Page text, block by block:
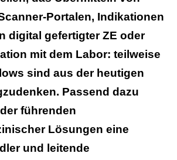
Portalen, Indikationen
digital gefertigter ZE oder
mit dem Labor: teilweise
sind aus der heutigen
Passend dazu
führenden
Lösungen eine
und leitende